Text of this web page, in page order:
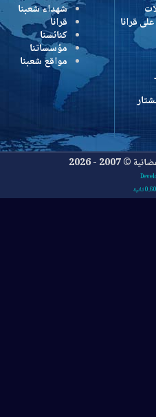
شهداء شعبنا
قرانا
كنائسنا
مؤسساتنا
مواقع شعبنا
2026